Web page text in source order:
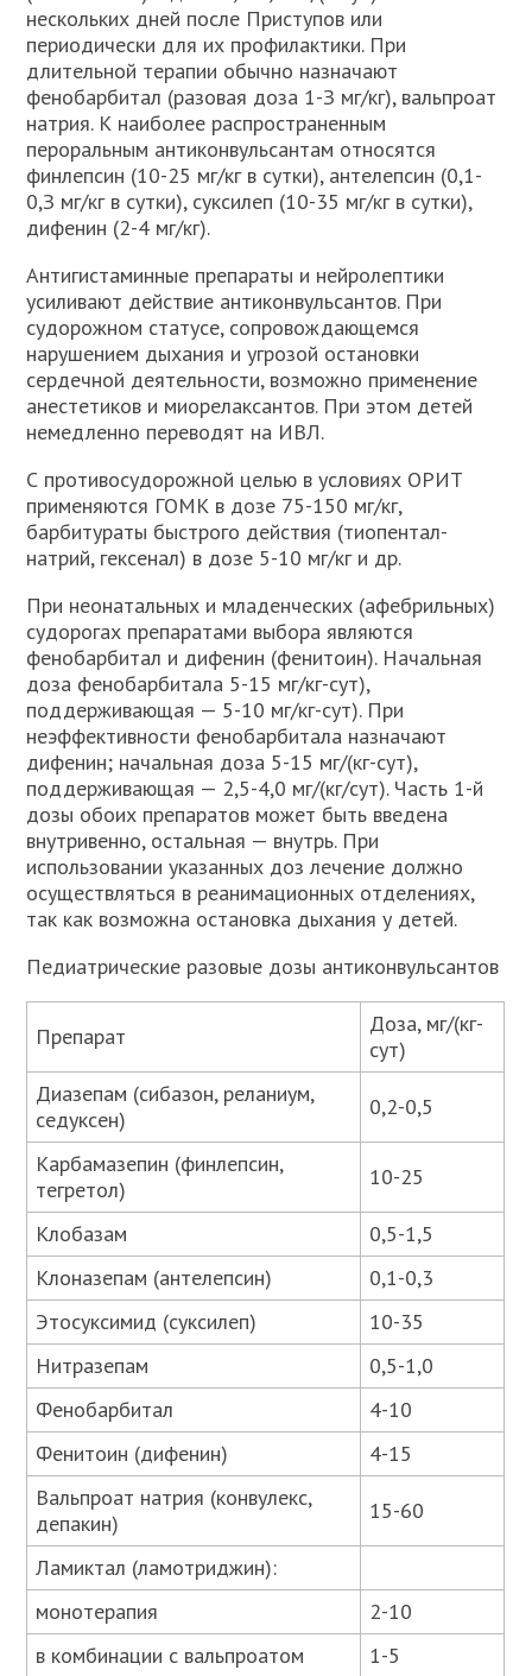
нескольких дней после Приступов или
периодически для их профилактики. При
длительной терапии обычно назначают
фенобарбитал (разовая доза 1-З мг/кг), вальпроат
натрия. К наиболее распространенным
пероральным антиконвульсантам относятся
финлепсин (10-25 мг/кг в сутки), антелепсин (0,1-
0,З мг/кг в сутки), суксилеп (10-35 мг/кг в сутки),
дифенин (2-4 мг/кг).
Антигистаминные препараты и нейролептики
усиливают действие антиконвульсантов. При
судорожном статусе, сопровождающемся
нарушением дыхания и угрозой остановки
сердечной деятельности, возможно применение
анестетиков и миорелаксантов. При этом детей
немедленно переводят на ИВЛ.
С противосудорожной целью в условиях ОРИТ
применяются ГОМК в дозе 75-150 мг/кг,
барбитураты быстрого действия (тиопентал-
натрий, гексенал) в дозе 5-10 мг/кг и др.
При неонатальных и младенческих (афебрильных)
судорогах препаратами выбора являются
фенобарбитал и дифенин (фенитоин). Начальная
доза фенобарбитала 5-15 мг/кг-сут),
поддерживающая — 5-10 мг/кг-сут). При
неэффективности фенобарбитала назначают
дифенин; начальная доза 5-15 мг/(кг-сут),
поддерживающая — 2,5-4,0 мг/(кг/сут). Часть 1-й
дозы обоих препаратов может быть введена
внутривенно, остальная — внутрь. При
использовании указанных доз лечение должно
осуществляться в реанимационных отделениях,
так как возможна остановка дыхания у детей.
Педиатрические разовые дозы антиконвульсантов
Препарат
Доза, мг/(кг-
сут)
Диазепам (сибазон, реланиум,
седуксен)
0,2-0,5
Карбамазепин (финлепсин,
тегретол)
10-25
Клобазам
0,5-1,5
Клоназепам (антелепсин)
0,1-0,3
Этосуксимид (суксилеп)
10-35
Нитразепам
0,5-1,0
Фенобарбитал
4-10
Фенитоин (дифенин)
4-15
Вальпроат натрия (конвулекс,
депакин)
15-60
Ламиктал (ламотриджин):
монотерапия
2-10
в комбинации с вальпроатом
1-5